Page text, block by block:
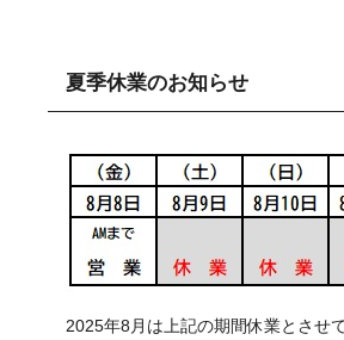
夏季休業のお知らせ
2025年8月は上記の期間休業とさせ